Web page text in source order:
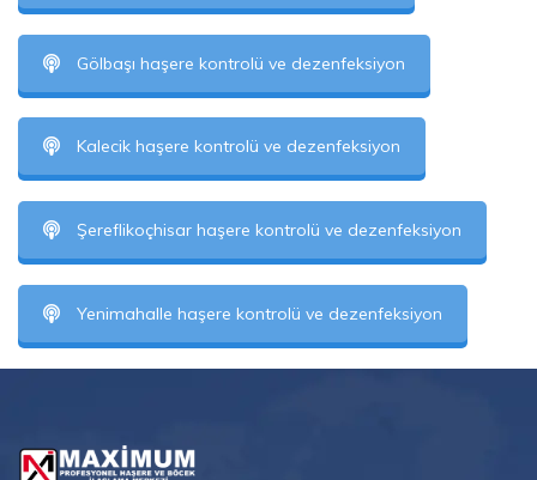
Gölbaşı haşere kontrolü ve dezenfeksiyon
Kalecik haşere kontrolü ve dezenfeksiyon
Şereflikoçhisar haşere kontrolü ve dezenfeksiyon
Yenimahalle haşere kontrolü ve dezenfeksiyon